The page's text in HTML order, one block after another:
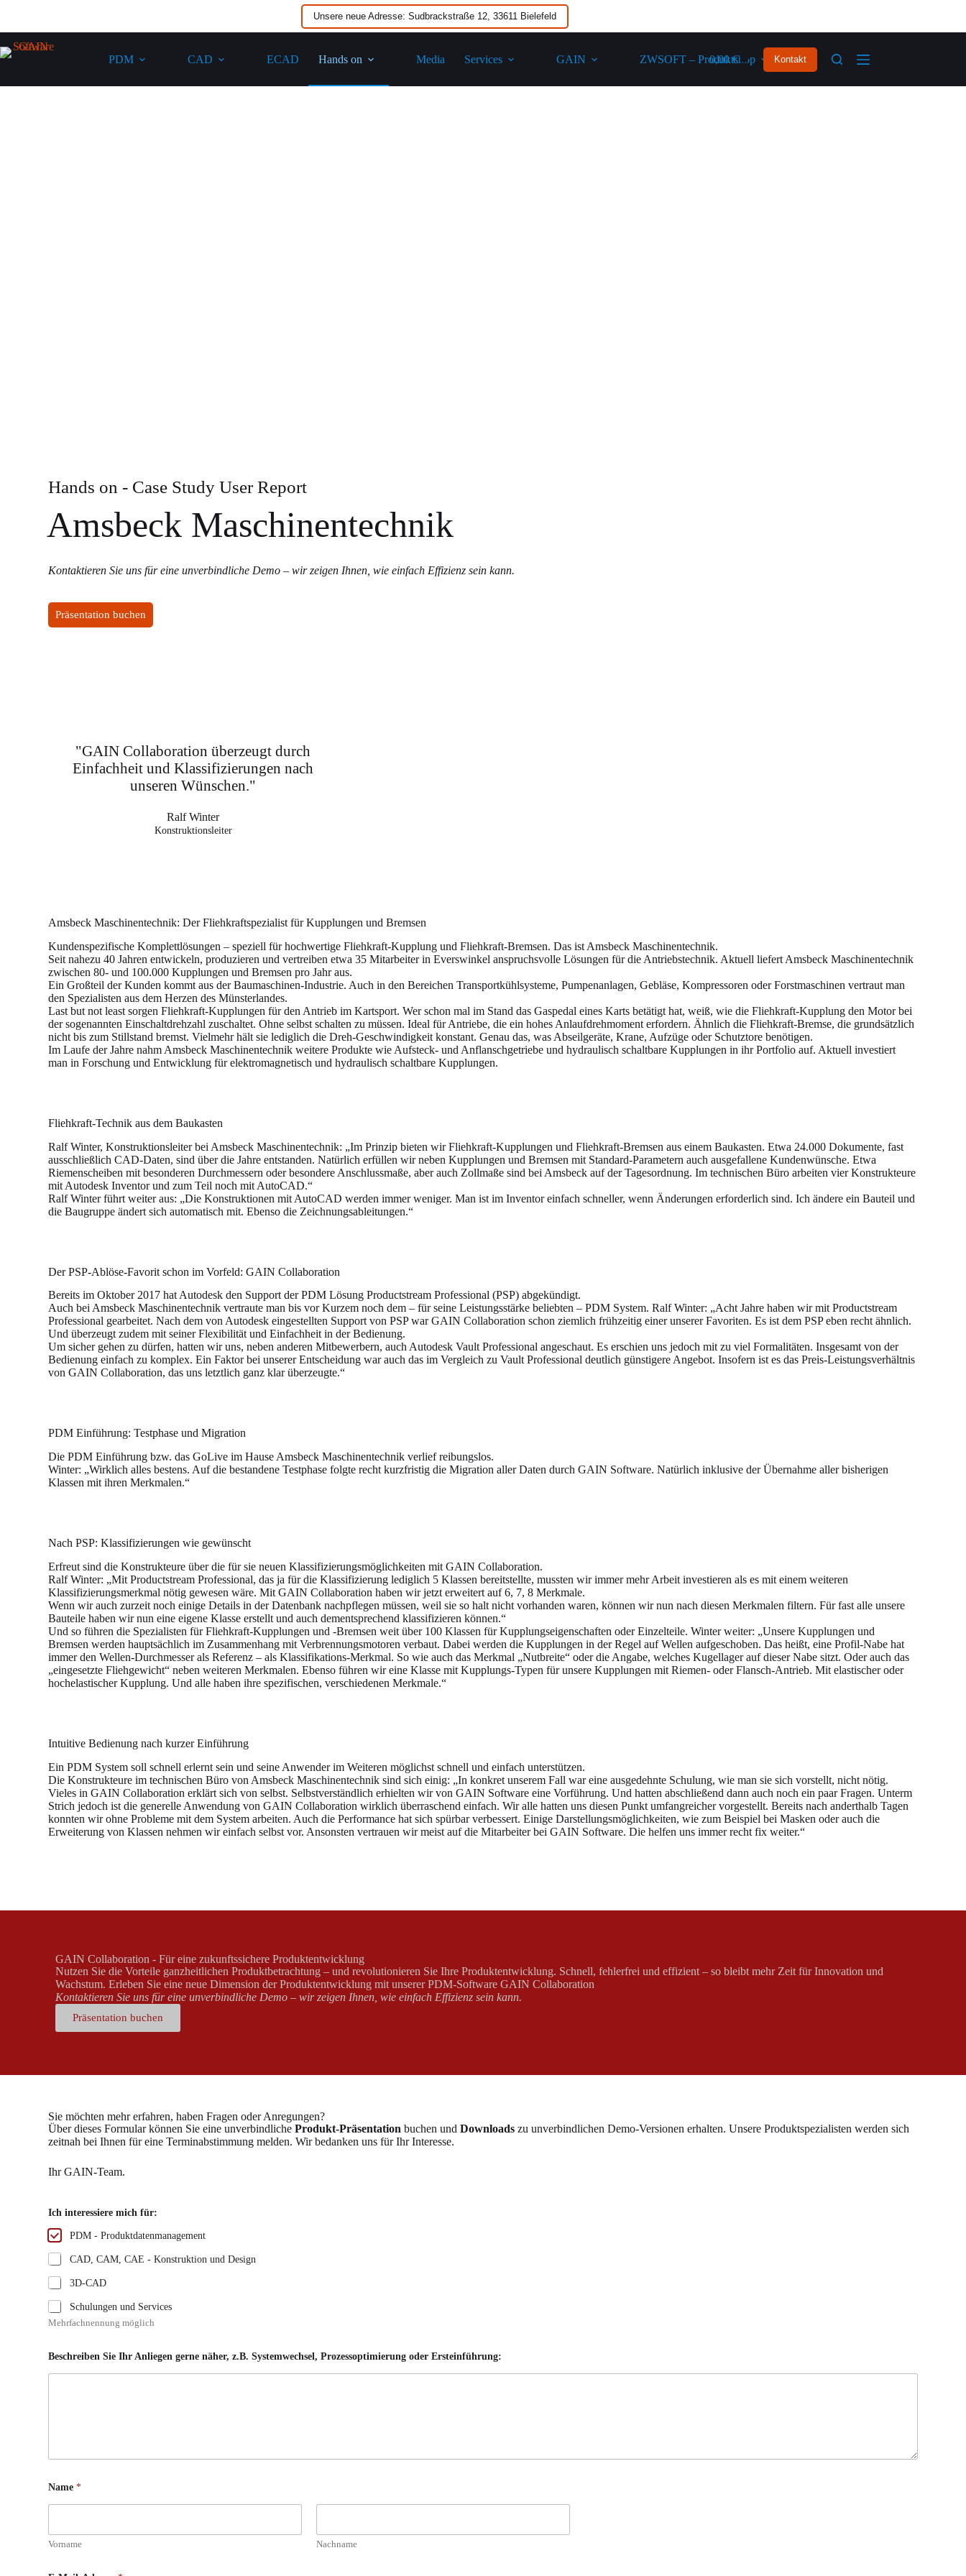
Unsere neue Adresse: Sudbrackstraße 12, 33611 Bielefeld
PDM CAD ECAD Hands on Media Services GAIN​ ZWSOFT – Produktshop
0,00€ Kontakt
Hands on - Case Study User Report
Amsbeck Maschinentechnik
Kontaktieren Sie uns für eine unverbindliche Demo – wir zeigen Ihnen, wie einfach Effizienz sein kann.
Präsentation buchen
"GAIN Collaboration überzeugt durch
Einfachheit und Klassifizierungen nach
unseren Wünschen."
Ralf Winter
Konstruktionsleiter
Amsbeck Maschinentechnik: Der Fliehkraftspezialist für Kupplungen und Bremsen
Kundenspezifische Komplettlösungen – speziell für hochwertige Fliehkraft-Kupplung und Fliehkraft-Bremsen. Das ist Amsbeck Maschinentechnik.
Seit nahezu 40 Jahren entwickeln, produzieren und vertreiben etwa 35 Mitarbeiter in Everswinkel anspruchsvolle Lösungen für die Antriebstechnik. Aktuell liefert Amsbeck Maschinentechnik
zwischen 80- und 100.000 Kupplungen und Bremsen pro Jahr aus.
Ein Großteil der Kunden kommt aus der Baumaschinen-Industrie. Auch in den Bereichen Transportkühlsysteme, Pumpenanlagen, Gebläse, Kompressoren oder Forstmaschinen vertraut man
den Spezialisten aus dem Herzen des Münsterlandes.
Last but not least sorgen Fliehkraft-Kupplungen für den Antrieb im Kartsport. Wer schon mal im Stand das Gaspedal eines Karts betätigt hat, weiß, wie die Fliehkraft-Kupplung den Motor bei
der sogenannten Einschaltdrehzahl zuschaltet. Ohne selbst schalten zu müssen. Ideal für Antriebe, die ein hohes Anlaufdrehmoment erfordern. Ähnlich die Fliehkraft-Bremse, die grundsätzlich
nicht bis zum Stillstand bremst. Vielmehr hält sie lediglich die Dreh-Geschwindigkeit konstant. Genau das, was Abseilgeräte, Krane, Aufzüge oder Schutztore benötigen.
Im Laufe der Jahre nahm Amsbeck Maschinentechnik weitere Produkte wie Aufsteck- und Anflanschgetriebe und hydraulisch schaltbare Kupplungen in ihr Portfolio auf. Aktuell investiert
man in Forschung und Entwicklung für elektromagnetisch und hydraulisch schaltbare Kupplungen.
Fliehkraft-Technik aus dem Baukasten
Ralf Winter, Konstruktionsleiter bei Amsbeck Maschinentechnik: „Im Prinzip bieten wir Fliehkraft-Kupplungen und Fliehkraft-Bremsen aus einem Baukasten. Etwa 24.000 Dokumente, fast
ausschließlich CAD-Daten, sind über die Jahre entstanden. Natürlich erfüllen wir neben Kupplungen und Bremsen mit Standard-Parametern auch ausgefallene Kundenwünsche. Etwa
Riemenscheiben mit besonderen Durchmessern oder besondere Anschlussmaße, aber auch Zollmaße sind bei Amsbeck auf der Tagesordnung. Im technischen Büro arbeiten vier Konstrukteure
mit Autodesk Inventor und zum Teil noch mit AutoCAD.“
Ralf Winter führt weiter aus: „Die Konstruktionen mit AutoCAD werden immer weniger. Man ist im Inventor einfach schneller, wenn Änderungen erforderlich sind. Ich ändere ein Bauteil und
die Baugruppe ändert sich automatisch mit. Ebenso die Zeichnungsableitungen.“
Der PSP-Ablöse-Favorit schon im Vorfeld: GAIN Collaboration
Bereits im Oktober 2017 hat Autodesk den Support der PDM Lösung Productstream Professional (PSP) abgekündigt.
Auch bei Amsbeck Maschinentechnik vertraute man bis vor Kurzem noch dem – für seine Leistungsstärke beliebten – PDM System. Ralf Winter: „Acht Jahre haben wir mit Productstream
Professional gearbeitet. Nach dem von Autodesk eingestellten Support von PSP war GAIN Collaboration schon ziemlich frühzeitig einer unserer Favoriten. Es ist dem PSP eben recht ähnlich.
Und überzeugt zudem mit seiner Flexibilität und Einfachheit in der Bedienung.
Um sicher gehen zu dürfen, hatten wir uns, neben anderen Mitbewerbern, auch Autodesk Vault Professional angeschaut. Es erschien uns jedoch mit zu viel Formalitäten. Insgesamt von der
Bedienung einfach zu komplex. Ein Faktor bei unserer Entscheidung war auch das im Vergleich zu Vault Professional deutlich günstigere Angebot. Insofern ist es das Preis-Leistungsverhältnis
von GAIN Collaboration, das uns letztlich ganz klar überzeugte.“
PDM Einführung: Testphase und Migration
Die PDM Einführung bzw. das GoLive im Hause Amsbeck Maschinentechnik verlief reibungslos.
Winter: „Wirklich alles bestens. Auf die bestandene Testphase folgte recht kurzfristig die Migration aller Daten durch GAIN Software. Natürlich inklusive der Übernahme aller bisherigen
Klassen mit ihren Merkmalen.“
Nach PSP: Klassifizierungen wie gewünscht
Erfreut sind die Konstrukteure über die für sie neuen Klassifizierungsmöglichkeiten mit GAIN Collaboration.
Ralf Winter: „Mit Productstream Professional, das ja für die Klassifizierung lediglich 5 Klassen bereitstellte, mussten wir immer mehr Arbeit investieren als es mit einem weiteren
Klassifizierungsmerkmal nötig gewesen wäre. Mit GAIN Collaboration haben wir jetzt erweitert auf 6, 7, 8 Merkmale.
Wenn wir auch zurzeit noch einige Details in der Datenbank nachpflegen müssen, weil sie so halt nicht vorhanden waren, können wir nun nach diesen Merkmalen filtern. Für fast alle unsere
Bauteile haben wir nun eine eigene Klasse erstellt und auch dementsprechend klassifizieren können.“
Und so führen die Spezialisten für Fliehkraft-Kupplungen und -Bremsen weit über 100 Klassen für Kupplungseigenschaften oder Einzelteile. Winter weiter: „Unsere Kupplungen und
Bremsen werden hauptsächlich im Zusammenhang mit Verbrennungsmotoren verbaut. Dabei werden die Kupplungen in der Regel auf Wellen aufgeschoben. Das heißt, eine Profil-Nabe hat
immer den Wellen-Durchmesser als Referenz – als Klassifikations-Merkmal. So wie auch das Merkmal „Nutbreite“ oder die Angabe, welches Kugellager auf dieser Nabe sitzt. Oder auch das
„eingesetzte Fliehgewicht“ neben weiteren Merkmalen. Ebenso führen wir eine Klasse mit Kupplungs-Typen für unsere Kupplungen mit Riemen- oder Flansch-Antrieb. Mit elastischer oder
hochelastischer Kupplung. Und alle haben ihre spezifischen, verschiedenen Merkmale.“
Intuitive Bedienung nach kurzer Einführung
Ein PDM System soll schnell erlernt sein und seine Anwender im Weiteren möglichst schnell und einfach unterstützen.
Die Konstrukteure im technischen Büro von Amsbeck Maschinentechnik sind sich einig: „In konkret unserem Fall war eine ausgedehnte Schulung, wie man sie sich vorstellt, nicht nötig.
Vieles in GAIN Collaboration erklärt sich von selbst. Selbstverständlich erhielten wir von GAIN Software eine Vorführung. Und hatten abschließend dann auch noch ein paar Fragen. Unterm
Strich jedoch ist die generelle Anwendung von GAIN Collaboration wirklich überraschend einfach. Wir alle hatten uns diesen Punkt umfangreicher vorgestellt. Bereits nach anderthalb Tagen
konnten wir ohne Probleme mit dem System arbeiten. Auch die Performance hat sich spürbar verbessert. Einige Darstellungsmöglichkeiten, wie zum Beispiel bei Masken oder auch die
Erweiterung von Klassen nehmen wir einfach selbst vor. Ansonsten vertrauen wir meist auf die Mitarbeiter bei GAIN Software. Die helfen uns immer recht fix weiter.“
GAIN Collaboration - Für eine zukunftssichere Produktentwicklung
Nutzen Sie die Vorteile ganzheitlichen Produktbetrachtung – und revolutionieren Sie Ihre Produktentwicklung. Schnell, fehlerfrei und effizient – so bleibt mehr Zeit für Innovation und
Wachstum. Erleben Sie eine neue Dimension der Produktentwicklung mit unserer PDM-Software GAIN Collaboration
Kontaktieren Sie uns für eine unverbindliche Demo – wir zeigen Ihnen, wie einfach Effizienz sein kann.
Präsentation buchen
Sie möchten mehr erfahren, haben Fragen oder Anregungen?
Über dieses Formular können Sie eine unverbindlicheProdukt-Präsentation buchen undDownloadszu unverbindlichen Demo-Versionen erhalten. Unsere Produktspezialisten werden sich
zeitnah bei Ihnen für eine Terminabstimmung melden. Wir bedanken uns für Ihr Interesse.
Ihr GAIN-Team.
Ich interessiere mich für:
PDM - Produktdatenmanagement
CAD, CAM, CAE - Konstruktion und Design
3D-CAD
Schulungen und Services
Mehrfachnennung möglich
r
r
e
e
Beschreiben Sie Ihr Anliegen gerne näher, z.B. Systemwechsel, Prozessoptimierung oder Ersteinführung:
Name*
Vorname Nachname